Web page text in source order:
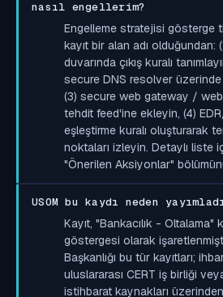
nasıl engellerim?
Engelleme stratejisi gösterge
kayıt bir alan adı olduğundan:
duvarında çıkış kuralı
secure DNS resolver
(3) secure web gateway /
tehdit feed'ine ekleyin, (4)
eşleştirme kuralı oluşturarak
noktaları izleyin. Detaylı liste
"Önerilen Aksiyonlar"
USOM bu kaydı neden
Kayıt, "Bankacılık -
göstergesi olarak
Başkanlığı bu tür kayıtları;
uluslararası CERT iş birliği
istihbarat kaynakları